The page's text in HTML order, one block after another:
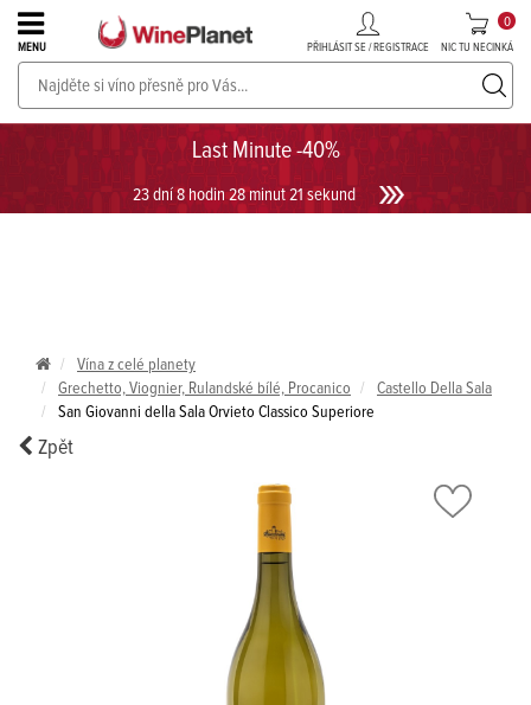
Last Minute -40%
23 dní 8 hodin 28 minut 21 sekund
MENU PŘIHLÁSIT SE / REGISTRACE NIC TU NECINKÁ
0
PROSECCO v akci až do -30%!UKÁZAT PROSECCO
Vína z celé planety
Grechetto, Viognier, Rulandské bílé, Procanico
Castello Della Sala
San Giovanni della Sala Orvieto Classico Superiore
Zpět